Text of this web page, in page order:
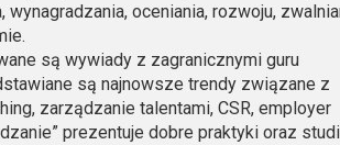
wynagradzania, oceniania, rozwoju,
są wywiady z zagranicznymi guru
są najnowsze trendy związane z
zarządzanie talentami, CSR, employer
prezentuje dobre praktyki oraz